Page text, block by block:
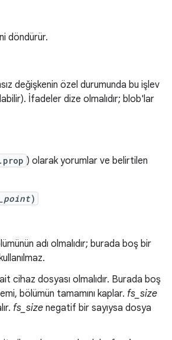
döndürür.
değişkenin özel durumunda bu işlev
İfadeler dize olmalıdır; blob'lar
) olarak yorumlar ve belirtilen
)
adı olmalıdır; burada boş bir
dosyası olmalıdır. Burada boş
bölümün tamamını kaplar. fs_size
fs_size negatif bir sayıysa dosya